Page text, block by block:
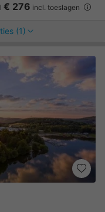
€ 276 incl. toeslagen
(1)